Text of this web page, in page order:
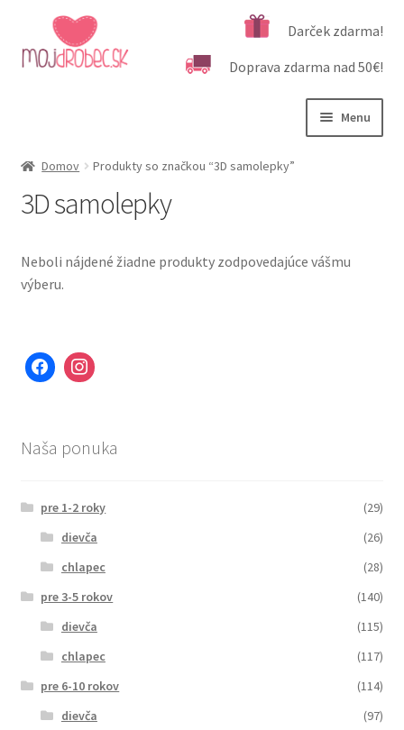
Preskočiť
na
navigáciu
Preskočiť
na
obsah
Darček zdarma!
Doprava zdarma nad 50€!
Menu
Podľa veku
Kategórie produktov
Dôležité informácie
Domov Produkty so značkou “3D samolepky”
3D samolepky
Neboli nájdené žiadne produkty zodpovedajúce vášmu
výberu.
Naša ponuka
pre 1-2 roky
(29)
dievča
(26)
chlapec
(28)
pre 3-5 rokov
(140)
dievča
(115)
chlapec
(117)
pre 6-10 rokov
(114)
dievča
(97)